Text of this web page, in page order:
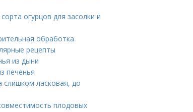
огурцов для засолки и
обработка
рецепты
из дыни
печенья
слишком ласковая, до
плодовых